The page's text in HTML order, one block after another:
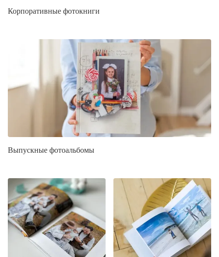
Корпоративные фотокниги
Выпускные фотоальбомы